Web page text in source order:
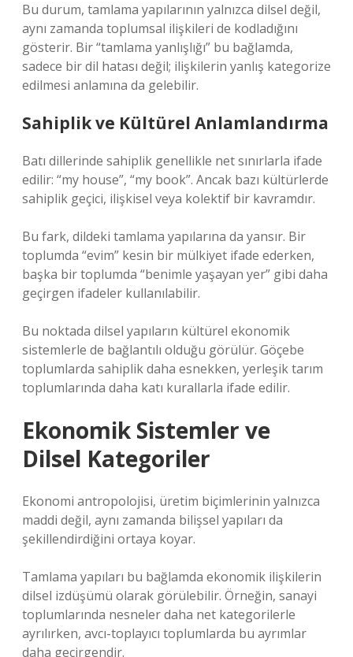
Bu durum, tamlama yapılarının yalnızca dilsel değil,
aynı zamanda toplumsal ilişkileri de kodladığını
gösterir. Bir “tamlama yanlışlığı” bu bağlamda,
sadece bir dil hatası değil; ilişkilerin yanlış kategorize
edilmesi anlamına da gelebilir.
Sahiplik ve Kültürel Anlamlandırma
Batı dillerinde sahiplik genellikle net sınırlarla ifade
edilir: “my house”, “my book”. Ancak bazı kültürlerde
sahiplik geçici, ilişkisel veya kolektif bir kavramdır.
Bu fark, dildeki tamlama yapılarına da yansır. Bir
toplumda “evim” kesin bir mülkiyet ifade ederken,
başka bir toplumda “benimle yaşayan yer” gibi daha
geçirgen ifadeler kullanılabilir.
Bu noktada dilsel yapıların kültürel ekonomik
sistemlerle de bağlantılı olduğu görülür. Göçebe
toplumlarda sahiplik daha esnekken, yerleşik tarım
toplumlarında daha katı kurallarla ifade edilir.
Ekonomik Sistemler ve
Dilsel Kategoriler
Ekonomi antropolojisi, üretim biçimlerinin yalnızca
maddi değil, aynı zamanda bilişsel yapıları da
şekillendirdiğini ortaya koyar.
Tamlama yapıları bu bağlamda ekonomik ilişkilerin
dilsel izdüşümü olarak görülebilir. Örneğin, sanayi
toplumlarında nesneler daha net kategorilerle
ayrılırken, avcı-toplayıcı toplumlarda bu ayrımlar
daha geçirgendir.